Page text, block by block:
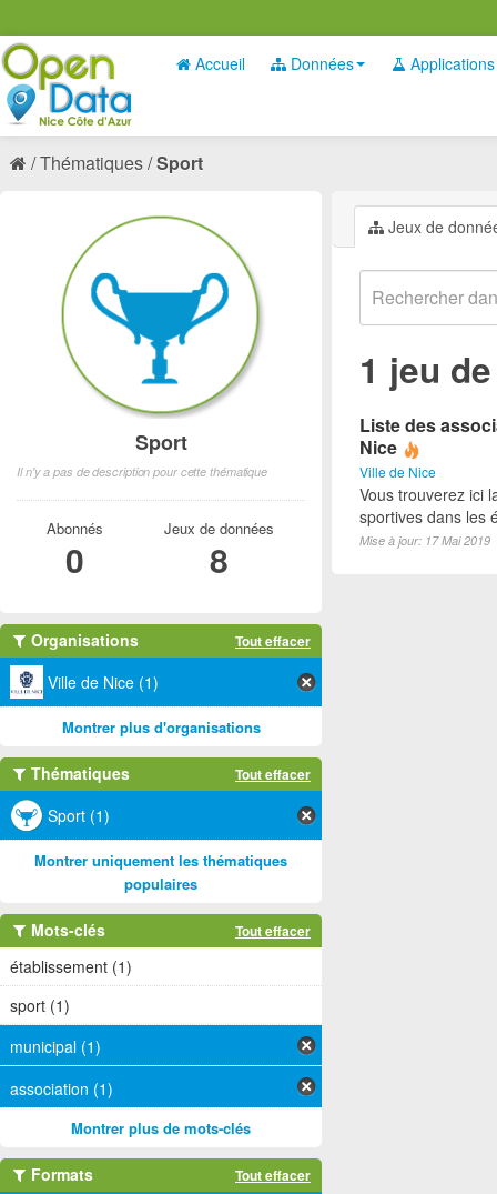
Accueil Données Applications
Thématiques Sport
Jeux de
1 jeu
Liste des
Nice
Ville de Nice
Vous trouverez ici
sportives dans les
Mise à jour: 17 Mai 2019
Sport
Il n'y a pas de description pour cette thématique
Abonnés
0
Jeux de données
8
Organisations Tout effacer
Ville de Nice (1)
Montrer plus d'organisations
Thématiques Tout effacer
Sport (1)
Montrer uniquement les thématiques
populaires
Mots-clés Tout effacer
établissement (1)
sport (1)
municipal (1)
association (1)
Montrer plus de mots-clés
Formats Tout effacer